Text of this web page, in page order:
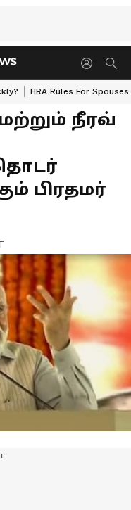
HRA Rules For Spouses
நீரவ்
பிரதமர்